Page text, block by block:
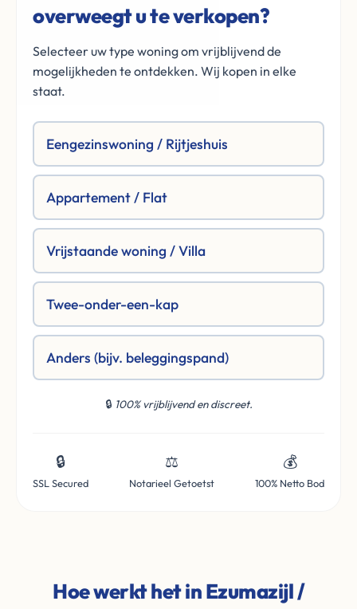
overweegt u te verkopen?
Selecteer uw type woning om vrijblijvend de
mogelijkheden te ontdekken. Wij kopen in elke
staat.
Eengezinswoning / Rijtjeshuis
Appartement / Flat
Vrijstaande woning / Villa
Twee-onder-een-kap
Anders (bijv. beleggingspand)
🔒 100% vrijblijvend en discreet.
🔒
SSL Secured
⚖️
Notarieel Getoetst
💰
100% Netto Bod
Hoe werkt het in Ezumazijl /